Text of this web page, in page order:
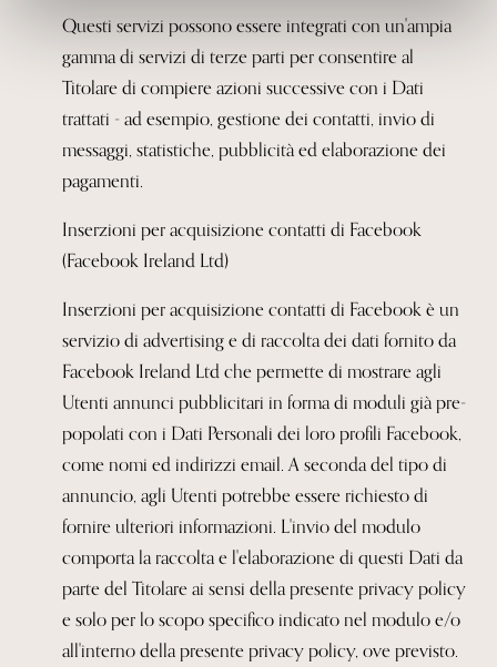
Questi servizi possono essere integrati con un'ampia
gamma di servizi di terze parti per consentire al
Titolare di compiere azioni successive con i Dati
trattati - ad esempio, gestione dei contatti, invio di
messaggi, statistiche, pubblicità edelaborazione dei
pagamenti.
Inserzioni per acquisizione contatti di Facebook
(Facebook Ireland Ltd)
Inserzioni per acquisizione contatti di Facebook è un
servizio di advertising e di raccolta dei dati fornito da
Facebook Ireland Ltd che permette di mostrare agli
Utenti annunci pubblicitari in forma di moduli già pre-
popolati con i Dati Personali dei loro profili Facebook,
come nomi ed indirizzi email. A seconda del tipo di
annuncio, agli Utenti potrebbe essere richiesto di
fornire ulteriori informazioni. L'invio del modulo
comporta la raccolta e l'elaborazione di questi Dati da
parte del Titolare ai sensi della presente privacy policy
e solo per lo scopo specifico indicato nel modulo e/o
all'interno della presente privacy policy, ove previsto.